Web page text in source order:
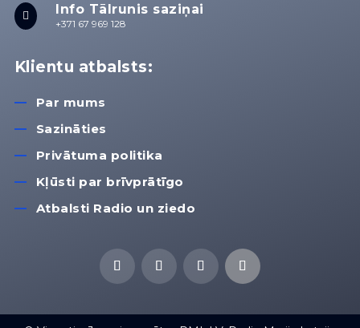
 Info Tālrunis saziņai
+371 67 969 128
Klientu atbalsts:
Par mums
Sazināties
Privātuma politika
Kļūsti par brīvprātīgo
Atbalsti Radio un ziedo